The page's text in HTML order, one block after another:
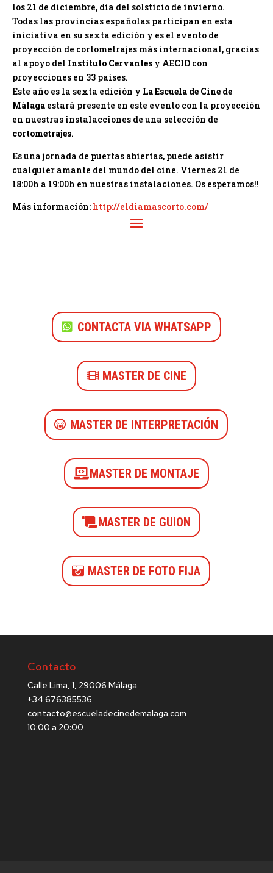
los 21 de diciembre, día del solsticio de invierno.
Todas las provincias españolas participan en esta
iniciativa en su sexta edición y es el evento de
proyección de cortometrajes más internacional, gracias
al apoyo del Instituto Cervantes y AECID con
proyecciones en 33 países.
Este año es la sexta edición y La Escuela de Cine de
Málaga estará presente en este evento con la proyección
en nuestras instalacciones de una selección de
cortometrajes.
Es una jornada de puertas abiertas, puede asistir
cualquier amante del mundo del cine. Viernes 21 de
18:00h a 19:00h en nuestras instalaciones. Os esperamos!!
Más información: http://eldiamascorto.com/
CONTACTA VIA WHATSAPP
MASTER DE CINE
MASTER DE INTERPRETACIÓN
MASTER DE MONTAJE
MASTER DE GUION
MASTER DE FOTO FIJA
Contacto
Calle Lima, 1, 29006 Málaga
+34 676385536
contacto@escueladecinedemalaga.com
10:00 a 20:00